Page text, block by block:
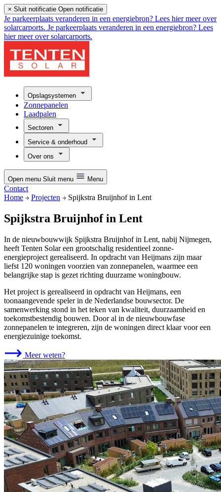
× Sluit notificatie Open notificatie
Je parkeerplaats veranderen in een energiebron? Lees hier meer over
solarcarports. Je parkeerplaats veranderen in een energiebron? Lees
hier meer over solarcarports.
Opslagsystemen
Zonnepanelen
Laadpalen
Sectoren
Service & onderhoud
Over ons
Open menu Sluit menu Menu
Contact
Home
Projecten Spijkstra Bruijnhof in Lent
Spijkstra Bruijnhof in Lent
In de nieuwbouwwijk Spijkstra Bruijnhof in Lent, nabij Nijmegen,
heeft Tenten Solar een grootschalig residentieel zonne-
energieproject gerealiseerd. In opdracht van Heijmans zijn maar
liefst 120 woningen voorzien van zonnepanelen, waarmee een
belangrijke stap is gezet richting duurzame woningbouw.
Het project is gerealiseerd in opdracht van Heijmans, een
toonaangevende speler in de Nederlandse bouwsector. De
samenwerking stond in het teken van kwaliteit, duurzaamheid en
toekomstbestendig bouwen. Door al in de nieuwbouwfase
zonnepanelen te integreren, zijn de woningen direct klaar voor een
energiezuinige toekomst.
Meer weten?